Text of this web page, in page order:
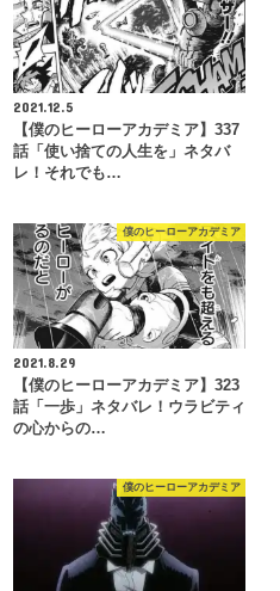
2021.12.5
【僕のヒーローアカデミア】337
話「使い捨ての人生を」ネタバ
レ！それでも…
僕のヒーローアカデミア
2021.8.29
【僕のヒーローアカデミア】323
話「一歩」ネタバレ！ウラビティ
の心からの…
僕のヒーローアカデミア